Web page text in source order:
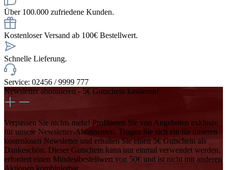
Über 100.000 zufriedene Kunden.
Kostenloser Versand ab 100€ Bestellwert.
Schnelle Lieferung.
Service: 02456 / 9999 777
Newsletter abonnieren - 5€ Gutschein kassieren!
Verpassen Sie nichts mehr! Profitieren Sie von Angeboten exklusiv
für unsere Newsletter-Abonnenten. Tragen Sie sich ein für unseren
kostenlosen Newsletter und erhalten Sie einen 5€ Gutschein als
Dankeschön. Dieser Gutschein kann nur einmal verwendet werden,
erfordert einen Mindestbestellwert von 50€ und ist nicht mit anderen
Aktionen kombinierbar.